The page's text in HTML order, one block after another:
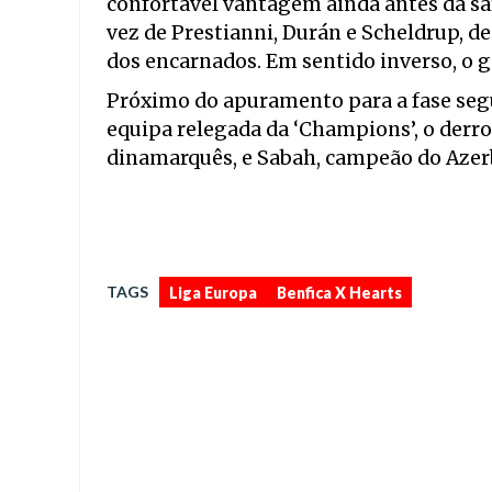
vez de Prestianni, Durán e Scheldrup,
dos encarnados. Em sentido inverso, o
Próximo do apuramento para a fase
equipa relegada da ‘Champions’, o
dinamarquês, e Sabah, campeão do
TAGS Liga Europa Benfica X Hearts